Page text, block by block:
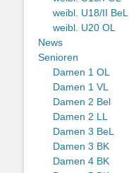
weibl. U18/II BeL
weibl. U20 OL
News
Senioren
Damen 1 OL
Damen 1 VL
Damen 2 Bel
Damen 2 LL
Damen 3 BeL
Damen 3 BK
Damen 4 BK